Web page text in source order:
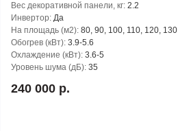
Вес декоративной панели, кг: 2.2
Инвертор: Да
На площадь (м2): 80, 90, 100, 110, 120, 130
Обогрев (кВт): 3.9-5.6
Охлаждение (кВт): 3.6-5
Уровень шума (дБ): 35
240 000 р.